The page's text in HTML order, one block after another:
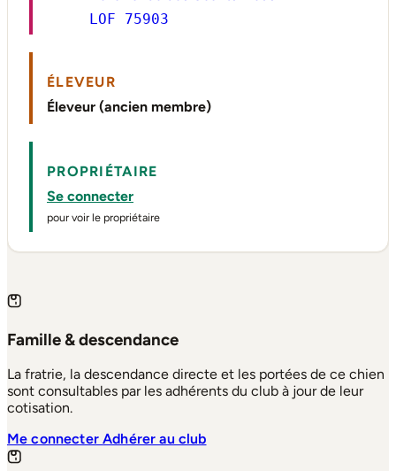
LOF 75903
ÉLEVEUR
Éleveur (ancien membre)
PROPRIÉTAIRE
Se connecter
pour voir le propriétaire
Famille & descendance
La fratrie, la descendance directe et les portées de ce chien
sont consultables par les adhérents du club à jour de leur
cotisation.
Me connecterAdhérer au club